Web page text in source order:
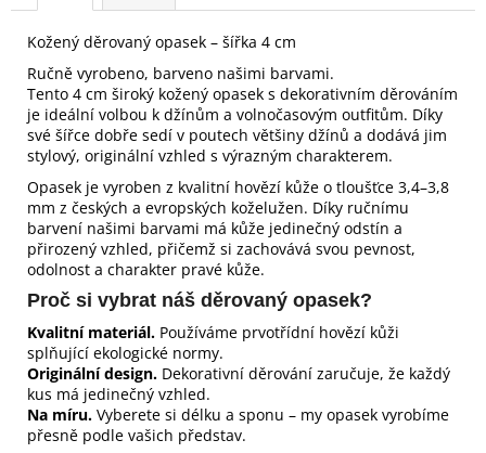
Kožený děrovaný opasek – šířka 4 cm
Ručně vyrobeno, barveno našimi barvami.
Tento 4 cm široký kožený opasek s dekorativním děrováním
je ideální volbou k džínům a volnočasovým outfitům. Díky
své šířce dobře sedí v poutech většiny džínů a dodává jim
stylový, originální vzhled s výrazným charakterem.
Opasek je vyroben z kvalitní hovězí kůže o tloušťce 3,4–3,8
mm z českých a evropských koželužen. Díky ručnímu
barvení našimi barvami má kůže jedinečný odstín a
přirozený vzhled, přičemž si zachovává svou pevnost,
odolnost a charakter pravé kůže.
Proč si vybrat náš děrovaný opasek?
Kvalitní materiál. Používáme prvotřídní hovězí kůži
splňující ekologické normy.
Originální design. Dekorativní děrování zaručuje, že každý
kus má jedinečný vzhled.
Na míru. Vyberete si délku a sponu – my opasek vyrobíme
přesně podle vašich představ.